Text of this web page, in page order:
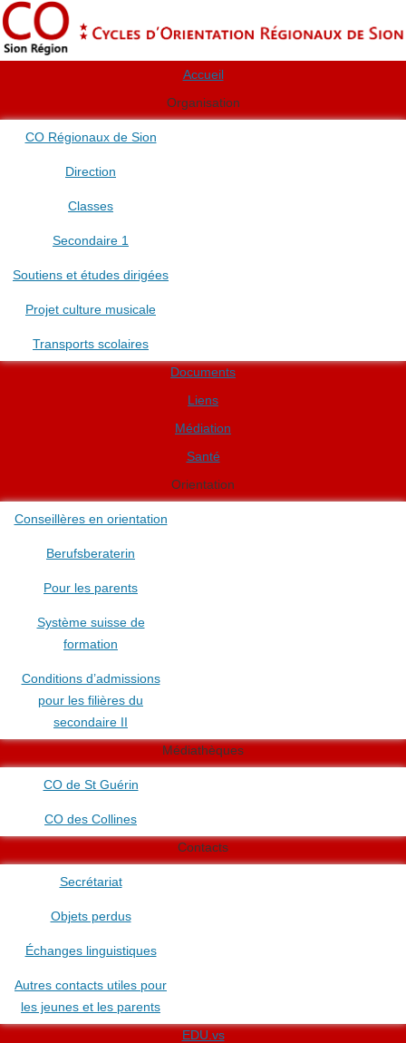
Accueil
Organisation
CO Régionaux de Sion
Direction
Classes
Secondaire 1
Soutiens et études dirigées
Projet culture musicale
Transports scolaires
Documents
Liens
Médiation
Santé
Orientation
Conseillères en orientation
Berufsberaterin
Pour les parents
Système suisse de
formation
Conditions d’admissions
pour les filières du
secondaire II
Médiathèques
CO de St Guérin
CO des Collines
Contacts
Secrétariat
Objets perdus
Échanges linguistiques
Autres contacts utiles pour
les jeunes et les parents
EDU.vs